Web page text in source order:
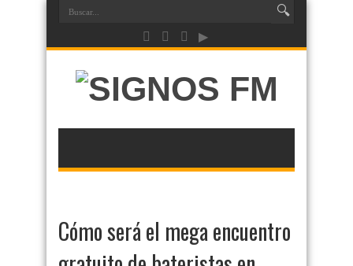
Cómo será el mega encuentro